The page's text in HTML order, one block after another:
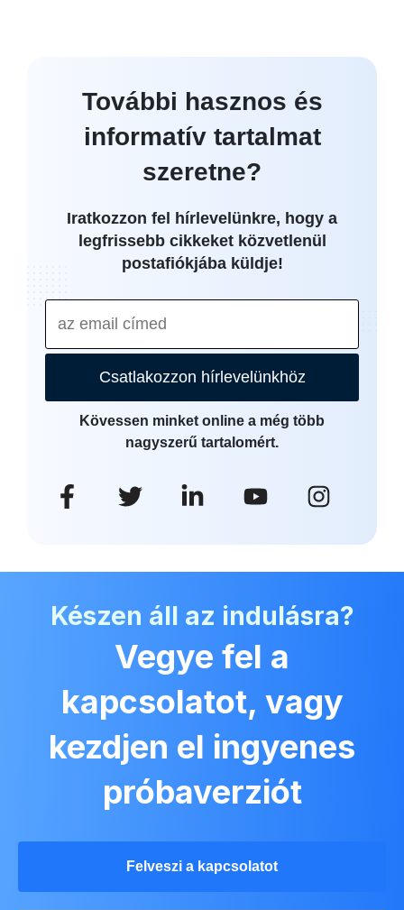
További hasznos és
informatív tartalmat
szeretne?
Iratkozzon fel hírlevelünkre, hogy a
legfrissebb cikkeket közvetlenül
postafiókjába küldje!
Csatlakozzon hírlevelünkhöz
Kövessen minket online a még több
nagyszerű tartalomért.
Készen áll az indulásra?
Vegye fel a
kapcsolatot, vagy
kezdjen el ingyenes
próbaverziót
Felveszi a kapcsolatot